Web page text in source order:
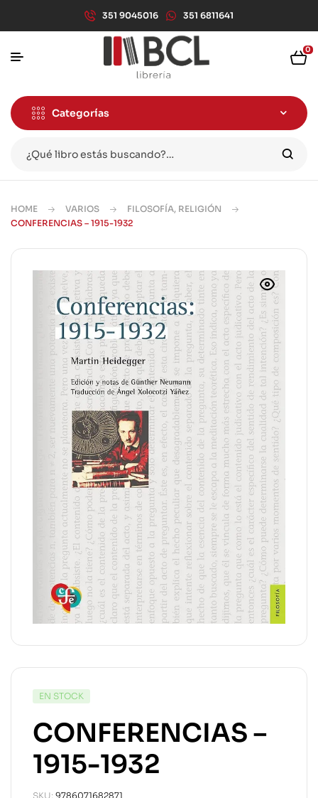
351 9045016 351 6811641
0
Categorías
HOME VARIOS
FILOSOFÍA, RELIGIÓN
CONFERENCIAS – 1915-1932
EN STOCK
CONFERENCIAS –
1915-1932
SKU: 9786071682871